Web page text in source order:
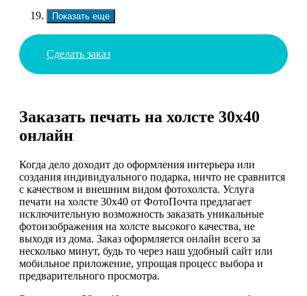
Показать еще
Сделать заказ
Заказать печать на холсте 30х40
онлайн
Когда дело доходит до оформления интерьера или
создания индивидуального подарка, ничто не сравнится
с качеством и внешним видом фотохолста. Услуга
печати на холсте 30х40 от ФотоПочта предлагает
исключительную возможность заказать уникальные
фотоизображения на холсте высокого качества, не
выходя из дома. Заказ оформляется онлайн всего за
несколько минут, будь то через наш удобный сайт или
мобильное приложение, упрощая процесс выбора и
предварительного просмотра.